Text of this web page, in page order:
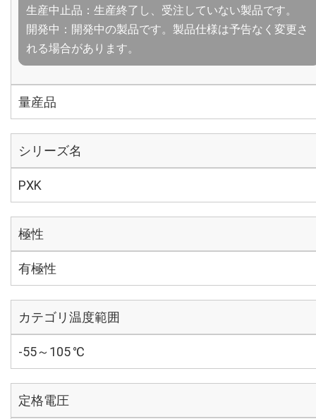
生産中止品：生産終了し、受注していない製品です。
開発中：開発中の製品です。製品仕様は予告なく変更さ
れる場合があります。
量産品
シリーズ名
PXK
極性
有極性
カテゴリ温度範囲
-55～105 ℃
定格電圧